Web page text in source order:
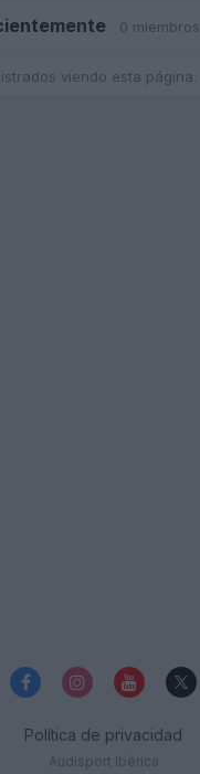
0 miembros
viendo esta página.
Política de privacidad
Audisport Ibérica